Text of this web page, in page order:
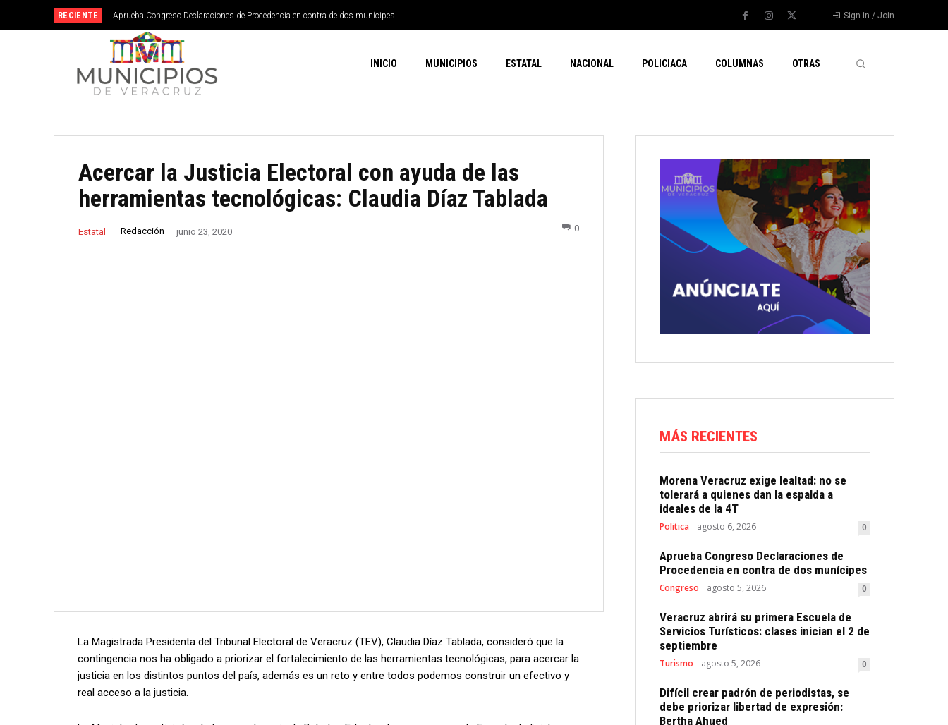
RECIENTE Aprueba Congreso Declaraciones de Procedencia en contra de dos munícipes
Veracruz abrirá su primera Escuela de Servicios Turísticos: clases inician el 2 de
septiembre
Sign in / Join
INICIO MUNICIPIOS ESTATAL NACIONAL POLICIACA COLUMNAS OTRAS
Acercar la Justicia Electoral con ayuda de las
herramientas tecnológicas: Claudia Díaz Tablada
Estatal Redacción junio 23, 2020 0
La Magistrada Presidenta del Tribunal Electoral de Veracruz (TEV), Claudia Díaz Tablada, consideró que la
contingencia nos ha obligado a priorizar el fortalecimiento de las herramientas tecnológicas, para acercar la
justicia en los distintos puntos del país, además es un reto y entre todos podemos construir un efectivo y
real acceso a la justicia.
MÁS RECIENTES
Morena Veracruz exige lealtad: no se
tolerará a quienes dan la espalda a
ideales de la 4T
Politica agosto 6, 2026 0
Aprueba Congreso Declaraciones de
Procedencia en contra de dos munícipes
Congreso agosto 5, 2026 0
Veracruz abrirá su primera Escuela de
Servicios Turísticos: clases inician el 2 de
septiembre
Turismo agosto 5, 2026 0
Difícil crear padrón de periodistas, se
debe priorizar libertad de expresión:
Bertha Ahued